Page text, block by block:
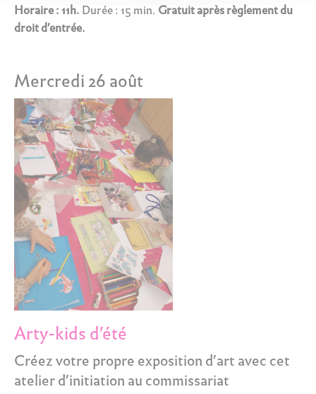
Horaire : 11h. Durée : 15 min. Gratuit après règlement du
droit d’entrée.
Mercredi 26 août
Arty-kids d’été
Créez votre propre exposition d’art avec cet
atelier d’initiation au commissariat